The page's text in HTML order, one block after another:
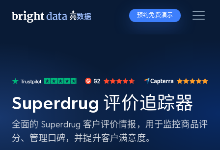
预约免费演示
Superdrug 评价追踪器
全面的 Superdrug 客户评价情报，用于监控商品评
分、管理口碑，并提升客户满意度。